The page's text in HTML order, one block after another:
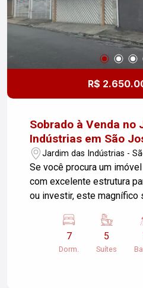
R$
Sobrado à Venda no
Indústrias em São
Jardim das Indústrias -
Se você procura um
com excelente estrutura
ou investir, este magnífico
de terreno e 470 m² de
impressiona pelos
excelente distribuição
7
Dorm.
5
Suítes